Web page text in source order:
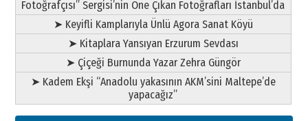
Fotoğrafçısı” Sergisi’nin Öne Çıkan Fotoğrafları İstanbul’da
➤ Keyifli Kamplarıyla Ünlü Agora Sanat Köyü
➤ Kitaplara Yansıyan Erzurum Sevdası
➤ Çiçeği Burnunda Yazar Zehra Güngör
➤ Kadem Ekşi “Anadolu yakasının AKM’sini Maltepe’de
yapacağız”